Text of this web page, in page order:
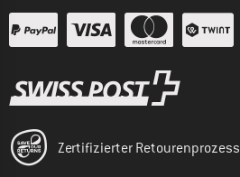
Zertifizierter Retourenprozess